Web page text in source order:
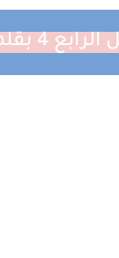
ملك حسن